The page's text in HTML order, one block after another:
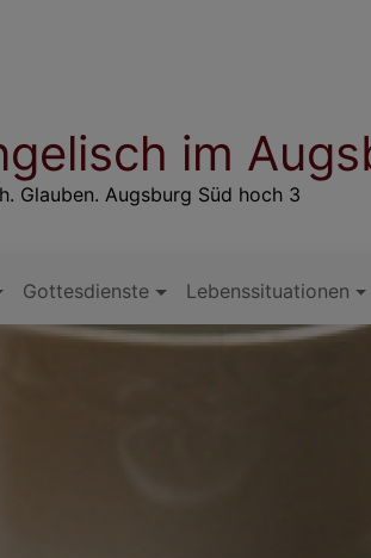
im
Glauben. Augsburg Süd hoch 3
Gottesdienste Lebenssituationen